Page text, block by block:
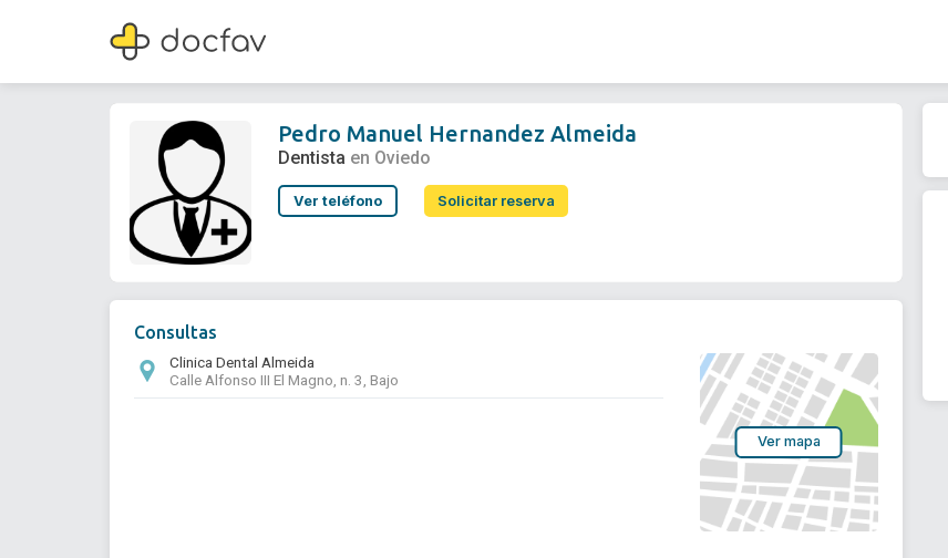
Pedro Manuel Hernandez Almeida
Dentista
Pedro Manuel Hernandez Almeida
Dentista en Oviedo
Ver teléfono Solicitar reserva
Consultas
Clinica Dental Almeida
Calle Alfonso III El Magno, n. 3, Bajo
Ver mapa